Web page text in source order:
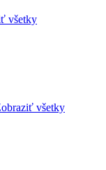
všetky
všetky